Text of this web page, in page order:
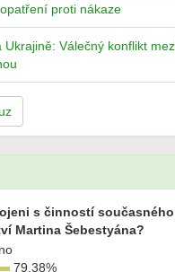
proti nákaze
Ukrajině: Válečný konflikt
s činností
Martina Šebestyána?
79,38%